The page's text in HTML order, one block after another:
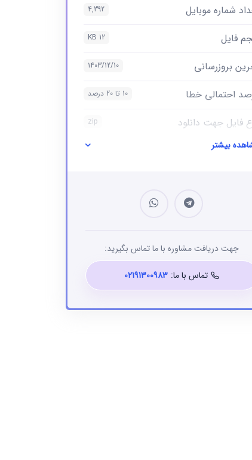
شماره موبایل 4,392
فایل 12 KB
بروزرسانی 1403/12/10
احتمالی خطا 10 تا 20 درصد
فایل جهت دانلود zip
فایل بانک شماره موبایل بیشتر
جهت دریافت مشاوره با ما تماس بگیرید:
تماس با ما: 02191300983